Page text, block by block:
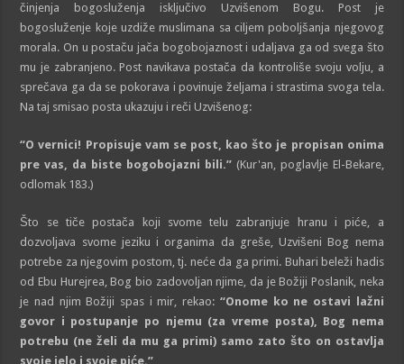
činjenja bogosluženja isključivo Uzvišenom Bogu. Post je
bogosluženje koje uzdiže muslimana sa ciljem poboljšanja njegovog
morala. On u postaču jača bogobojaznost i udaljava ga od svega što
mu je zabranjeno. Post navikava postača da kontroliše svoju volju, a
sprečava ga da se pokorava i povinuje željama i strastima svoga tela.
Na taj smisao posta ukazuju i reči Uzvišenog:
“O vernici! Propisuje vam se post, kao što je propisan onima
pre vas, da biste bogobojazni bili.”(Kur'an, poglavlje El-Bekare,
odlomak 183.)
Što se tiče postača koji svome telu zabranjuje hranu i piće, a
dozvoljava svome jeziku i organima da greše, Uzvišeni Bog nema
potrebe za njegovim postom, tj. neće da ga primi. Buhari beleži hadis
od Ebu Hurejrea, Bog bio zadovoljan njime, da je Božiji Poslanik, neka
je nad njim Božiji spas i mir, rekao: “Onome ko ne ostavi lažni
govor i postupanje po njemu (za vreme posta), Bog nema
potrebu (ne želi da mu ga primi) samo zato što on ostavlja
svoje jelo i svoje piće.”